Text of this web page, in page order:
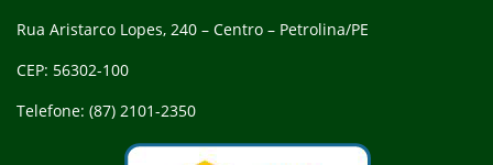
Rua Aristarco Lopes, 240 – Centro – Petrolina/PE
CEP: 56302-100
Telefone: (87) 2101-2350